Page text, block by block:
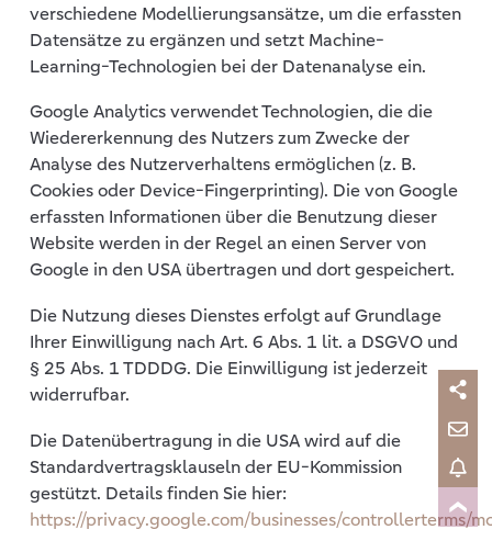
verschiedene Modellierungsansätze, um die erfassten
Datensätze zu ergänzen und setzt Machine-
Learning-Technologien bei der Datenanalyse ein.
Google Analytics verwendet Technologien, die die
Wiedererkennung des Nutzers zum Zwecke der
Analyse des Nutzerverhaltens ermöglichen (z. B.
Cookies oder Device-Fingerprinting). Die von Google
erfassten Informationen über die Benutzung dieser
Website werden in der Regel an einen Server von
Google in den USA übertragen und dort gespeichert.
Die Nutzung dieses Dienstes erfolgt auf Grundlage
Ihrer Einwilligung nach Art. 6 Abs. 1 lit. a DSGVO und
§ 25 Abs. 1 TDDDG. Die Einwilligung ist jederzeit
widerrufbar.
Die Datenübertragung in die USA wird auf die
Standardvertragsklauseln der EU-Kommission
gestützt. Details finden Sie hier:
https://privacy.google.com/businesses/controllerterms/